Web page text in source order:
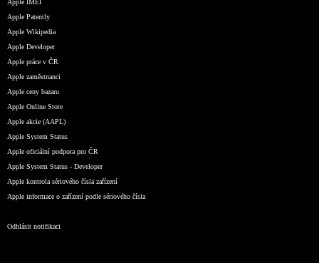
Apple IMEI
Apple Patently
Apple Wikipedia
Apple Developer
Apple práce v ČR
Apple zaměstnanci
Apple ceny bazaru
Apple Online Store
Apple akcie (AAPL)
Apple System Status
Apple oficiální podpora pro ČR
Apple System Status - Developer
Apple kontrola sériového čísla zařízení
Apple informace o zařízení podle sériového čísla
Odhlásit notifikaci